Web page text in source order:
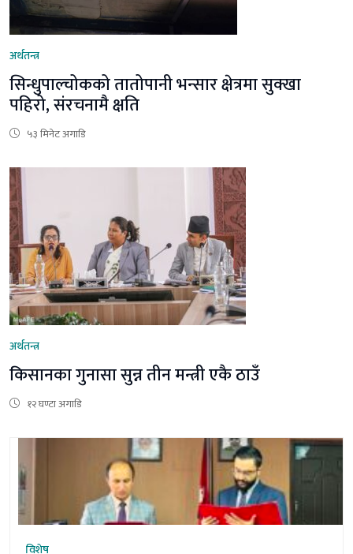
अर्थतन्त्र
सिन्धुपाल्चोकको तातोपानी भन्सार क्षेत्रमा सुक्खा
पहिरो, संरचनामै क्षति
५३ मिनेट अगाडि
अर्थतन्त्र
किसानका गुनासा सुन्न तीन मन्त्री एकै ठाउँ
१२ घण्टा अगाडि
विशेष